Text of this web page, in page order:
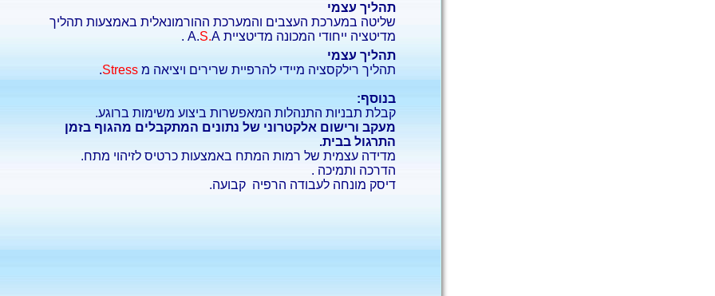
תהליך עצמי
שליטה במערכת העצבים והמערכת ההורמונאלית באמצעות תהליך
מדיטציה ייחודי המכונה מדיטציית A.
S.A .
תהליך עצמי
תהליך רילקסציה מיידי להרפיית שרירים ויציאה מ Stress
.
בנוסף:
קבלת תבניות התנהלות המאפשרות ביצוע משימות ברוגע.
מעקב ורישום אלקטרוני של נתונים המתקבלים מהגוף בזמן
התרגול בבית.
מדידה עצמית של רמות המתח באמצעות כרטיס לזיהוי מתח.
הדרכה ותמיכה .
דיסק מונחה לעבודה הרפיה קבועה.